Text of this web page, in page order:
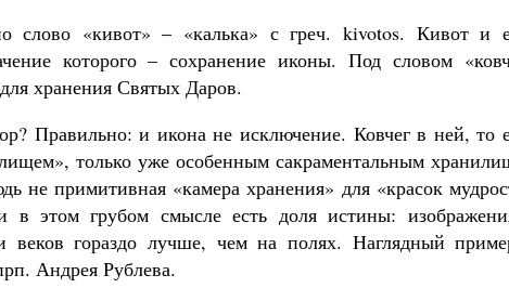
слово «кивот» – «калька» с греч. kivotos. Кивот и
которого – сохранение иконы. Под словом
хранения Святых Даров.
Правильно: и икона не исключение. Ковчег в ней, то
только уже особенным сакраментальным
не примитивная «камера хранения» для «красок
в этом грубом смысле есть доля истины:
веков гораздо лучше, чем на полях. Наглядный
Андрея Рублева.